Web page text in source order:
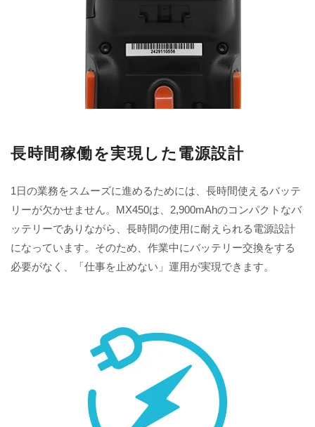
長時間稼働を実現した電源設計
1日の業務をスムーズに進めるためには、長時間使えるバッテ
リーが欠かせません。MX450は、2,900mAhのコンパクトなバ
ッテリーでありながら、長時間の使用に耐えられる電源設計
になっています。そのため、作業中にバッテリー交換をする
必要がなく、「仕事を止めない」運用が実現できます。